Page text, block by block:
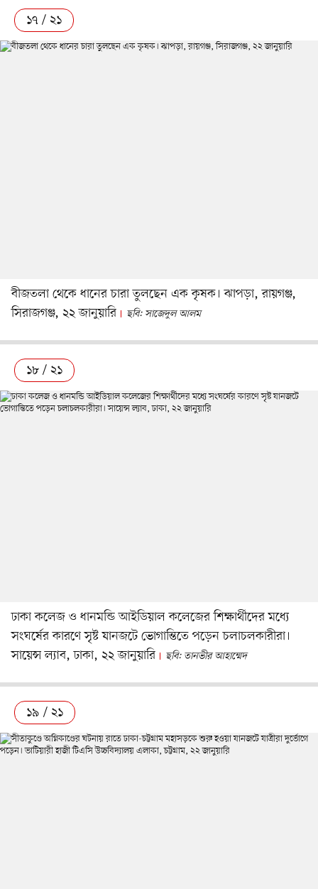
১৭ / ২১
বীজতলা থেকে ধানের চারা তুলছেন এক কৃষক। ঝাপড়া, রায়গঞ্জ,
সিরাজগঞ্জ, ২২ জানুয়ারি
ছবি: সাজেদুল আলম
১৮ / ২১
ঢাকা কলেজ ও ধানমন্ডি আইডিয়াল কলেজের শিক্ষার্থীদের মধ্যে
সংঘর্ষের কারণে সৃষ্ট যানজটে ভোগান্তিতে পড়েন চলাচলকারীরা।
সায়েন্স ল্যাব, ঢাকা, ২২ জানুয়ারি
ছবি: তানভীর আহাম্মেদ
১৯ / ২১